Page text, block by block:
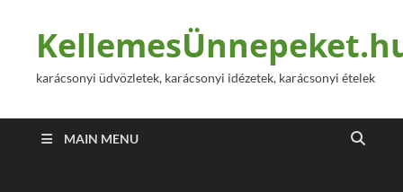
karácsonyi üdvözletek, karácsonyi idézetek, karácsonyi ételek
MAIN MENU